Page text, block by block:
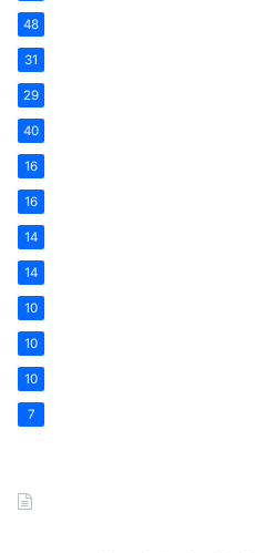
48
31
29
40
16
16
14
14
10
10
10
7